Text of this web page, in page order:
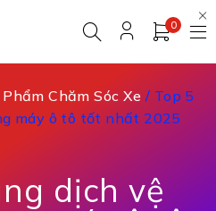
0
Chăm Sóc Xe / Top 5
máy ô tô tốt nhất 2025
dịch vệ